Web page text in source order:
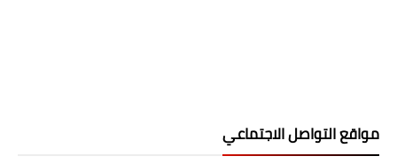
مواقع التواصل الاجتماعي